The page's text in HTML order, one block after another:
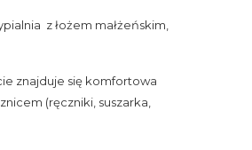
z łożem małżeńskim,
znajduje się komfortowa
(ręczniki, suszarka,